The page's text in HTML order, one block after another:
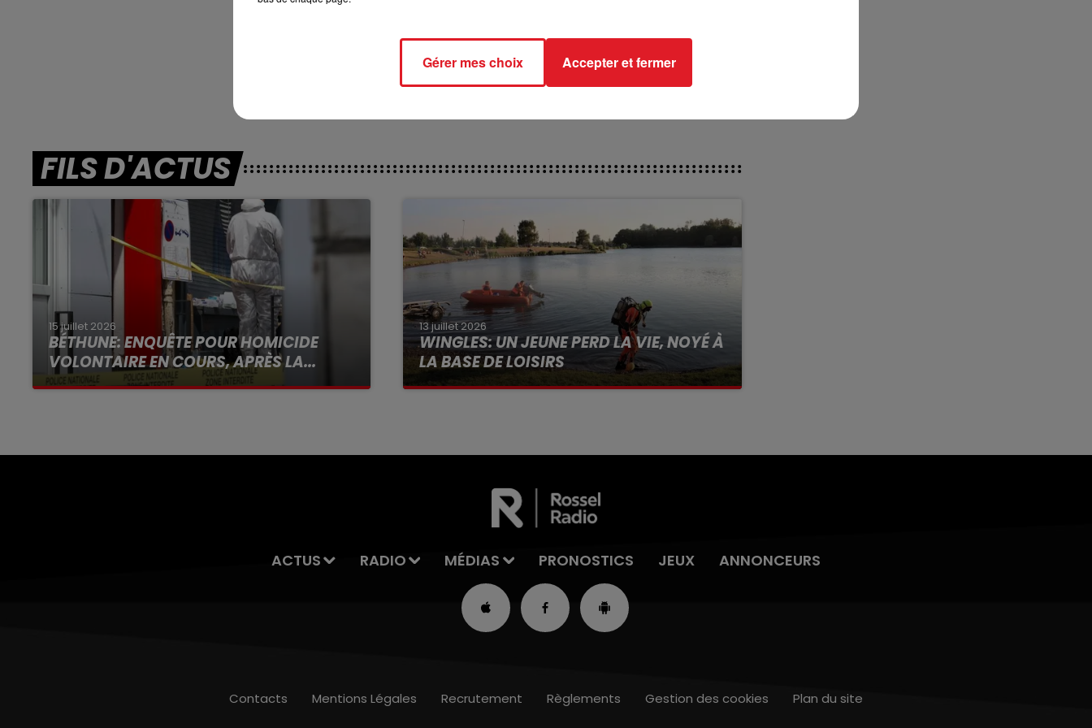
En direct des pistes :
FILS D'ACTUS
15 juillet 2026
BÉTHUNE: ENQUÊTE POUR HOMICIDE
VOLONTAIRE EN COURS, APRÈS LA...
Selon les premiers éléments, le logement
13 juillet 2026
WINGLES: UN JEUNE PERD LA VIE, NOYÉ À
LA BASE DE LOISIRS
La victime a coulé à pic
ACTUS RADIO MÉDIAS PRONOSTICS JEUX ANNONCEURS
Contacts Mentions Légales Recrutement Règlements Gestion des cookies Plan du site
Gérer mes choix Accepter et fermer